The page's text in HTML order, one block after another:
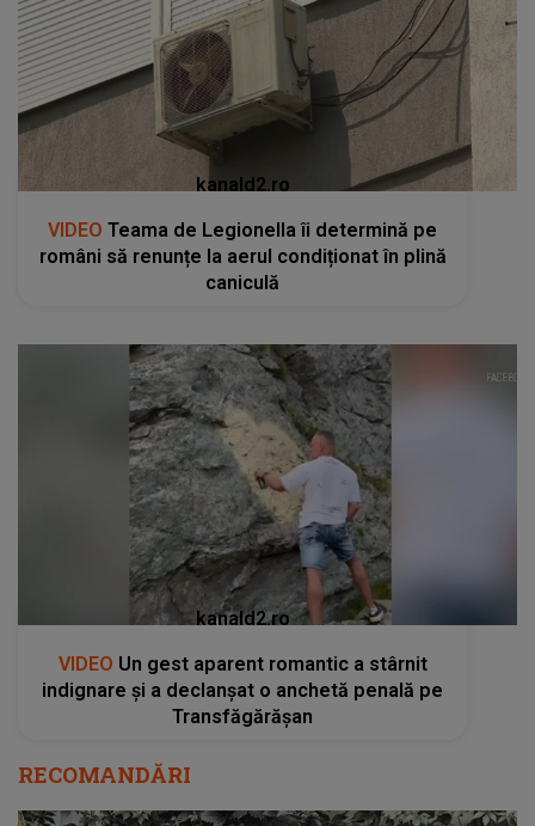
kanald2.ro
VIDEO Teama de Legionella îi determină pe
români să renunțe la aerul condiționat în plină
caniculă
kanald2.ro
VIDEO Un gest aparent romantic a stârnit
indignare și a declanșat o anchetă penală pe
Transfăgărășan
RECOMANDĂRI